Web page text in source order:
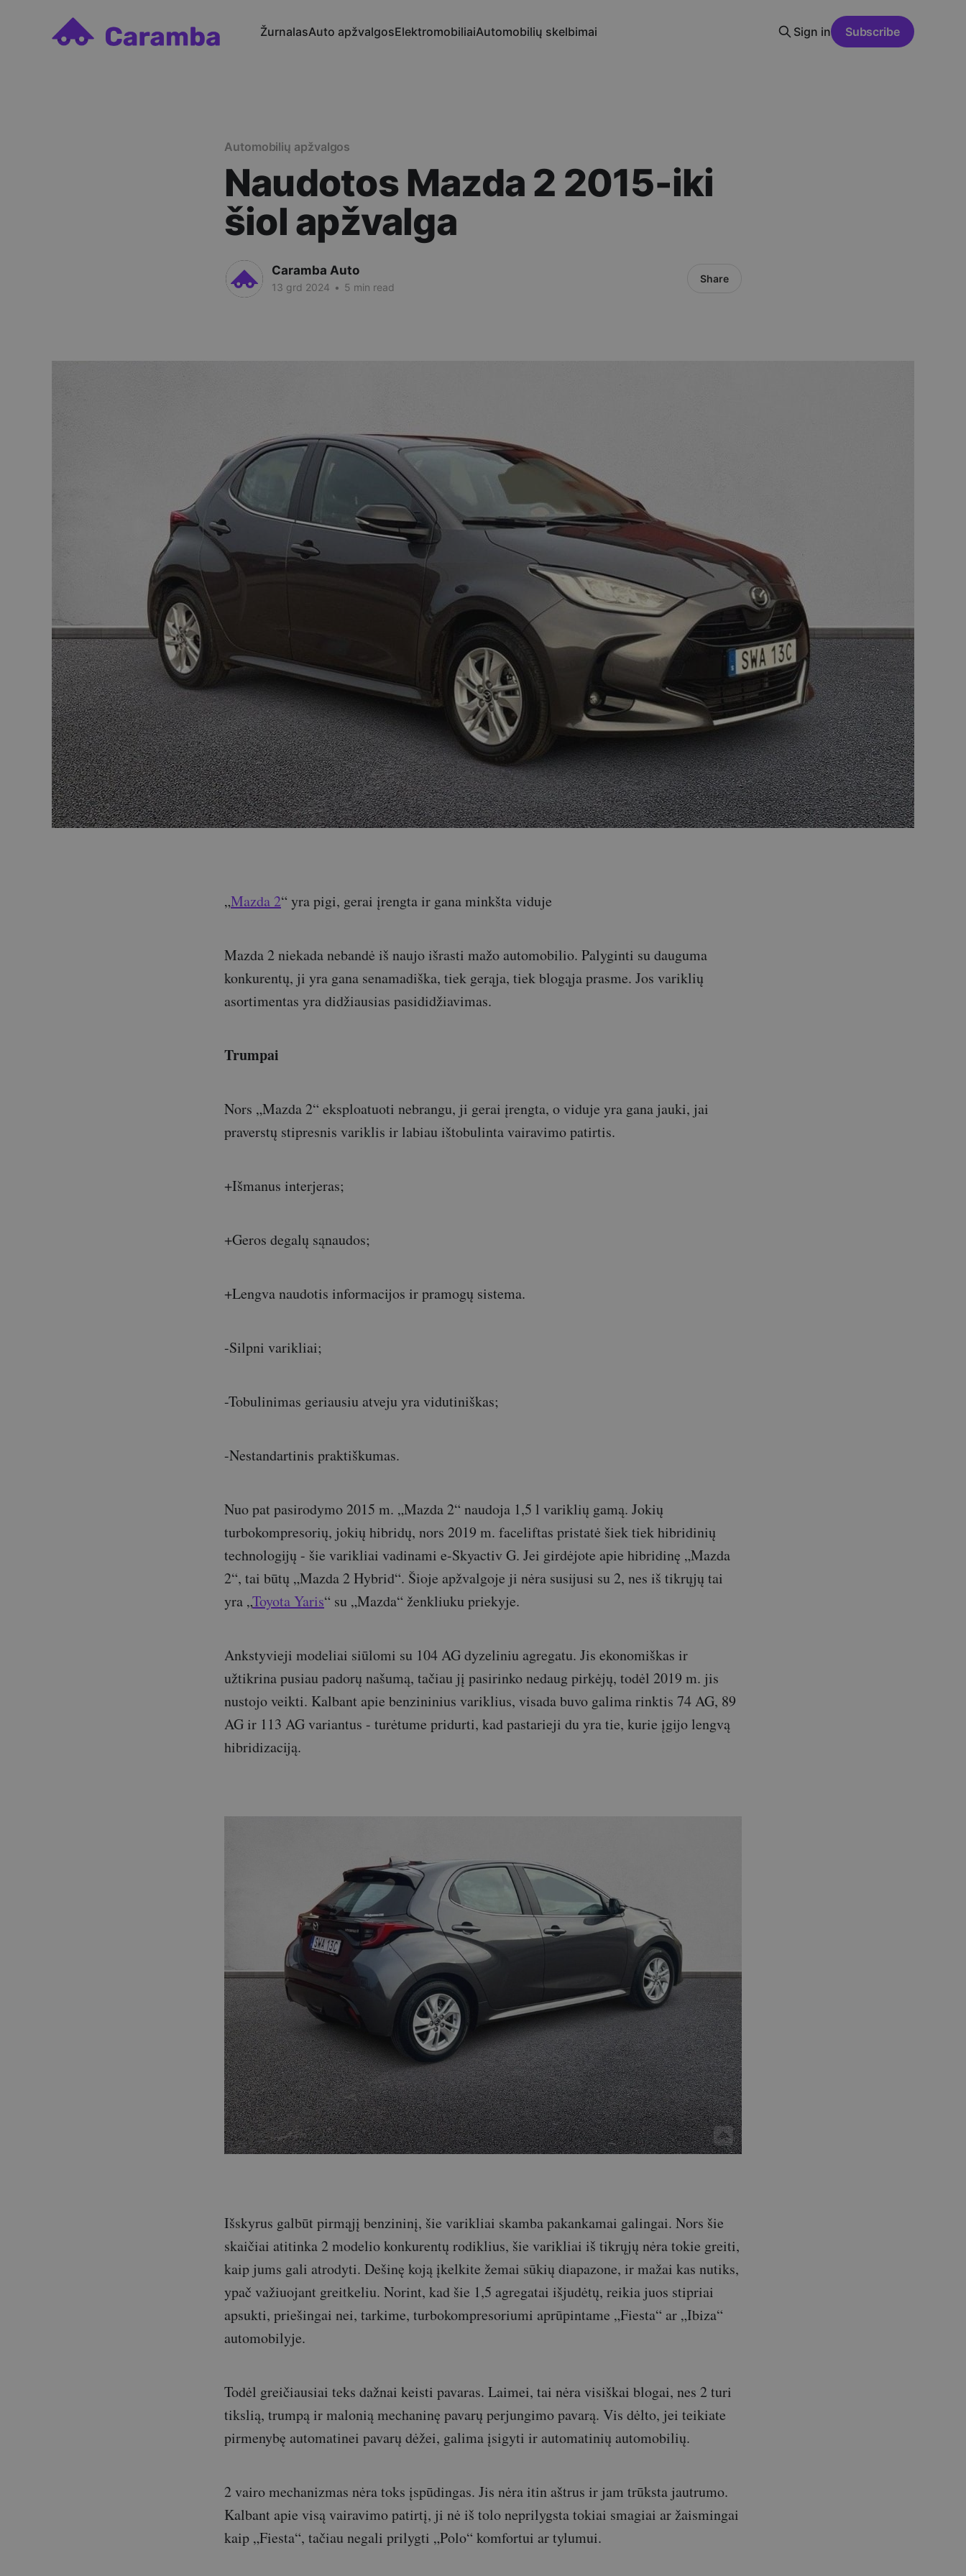
ŽurnalasAuto apžvalgosElektromobiliaiAutomobilių skelbimai Sign in Subscribe
Automobilių apžvalgos
Naudotos Mazda 2 2015-iki
šiol apžvalga
Caramba Auto
13 grd 2024 • 5 min read
Share
„Mazda 2“ yra pigi, gerai įrengta ir gana minkšta viduje
Mazda 2 niekada nebandė iš naujo išrasti mažo automobilio. Palyginti su dauguma
konkurentų, ji yra gana senamadiška, tiek gerąja, tiek blogąja prasme. Jos variklių
asortimentas yra didžiausias pasididžiavimas.
Trumpai
Nors „Mazda 2“ eksploatuoti nebrangu, ji gerai įrengta, o viduje yra gana jauki, jai
praverstų stipresnis variklis ir labiau ištobulinta vairavimo patirtis.
+Išmanus interjeras;
+Geros degalų sąnaudos;
+Lengva naudotis informacijos ir pramogų sistema.
-Silpni varikliai;
-Tobulinimas geriausiu atveju yra vidutiniškas;
-Nestandartinis praktiškumas.
Nuo pat pasirodymo 2015 m. „Mazda 2“ naudoja 1,5 l variklių gamą. Jokių
turbokompresorių, jokių hibridų, nors 2019 m. faceliftas pristatė šiek tiek hibridinių
technologijų - šie varikliai vadinami e-Skyactiv G. Jei girdėjote apie hibridinę „Mazda
2“, tai būtų „Mazda 2 Hybrid“. Šioje apžvalgoje ji nėra susijusi su 2, nes iš tikrųjų tai
yra „Toyota Yaris“ su „Mazda“ ženkliuku priekyje.
Ankstyvieji modeliai siūlomi su 104 AG dyzeliniu agregatu. Jis ekonomiškas ir
užtikrina pusiau padorų našumą, tačiau jį pasirinko nedaug pirkėjų, todėl 2019 m. jis
nustojo veikti. Kalbant apie benzininius variklius, visada buvo galima rinktis 74 AG, 89
AG ir 113 AG variantus - turėtume pridurti, kad pastarieji du yra tie, kurie įgijo lengvą
hibridizaciją.
Išskyrus galbūt pirmąjį benzininį, šie varikliai skamba pakankamai galingai. Nors šie
skaičiai atitinka 2 modelio konkurentų rodiklius, šie varikliai iš tikrųjų nėra tokie greiti,
kaip jums gali atrodyti. Dešinę koją įkelkite žemai sūkių diapazone, ir mažai kas nutiks,
ypač važiuojant greitkeliu. Norint, kad šie 1,5 agregatai išjudėtų, reikia juos stipriai
apsukti, priešingai nei, tarkime, turbokompresoriumi aprūpintame „Fiesta“ ar „Ibiza“
automobilyje.
Todėl greičiausiai teks dažnai keisti pavaras. Laimei, tai nėra visiškai blogai, nes 2 turi
tikslią, trumpą ir malonią mechaninę pavarų perjungimo pavarą. Vis dėlto, jei teikiate
pirmenybę automatinei pavarų dėžei, galima įsigyti ir automatinių automobilių.
2 vairo mechanizmas nėra toks įspūdingas. Jis nėra itin aštrus ir jam trūksta jautrumo.
Kalbant apie visą vairavimo patirtį, ji nė iš tolo neprilygsta tokiai smagiai ar žaismingai
kaip „Fiesta“, tačiau negali prilygti „Polo“ komfortui ar tylumui.